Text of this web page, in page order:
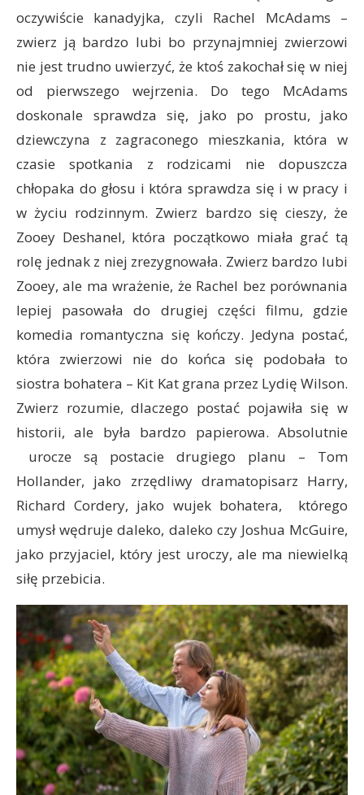
oczywiście kanadyjka, czyli Rachel McAdams –
zwierz ją bardzo lubi bo przynajmniej zwierzowi
nie jest trudno uwierzyć, że ktoś zakochał się w niej
od pierwszego wejrzenia. Do tego McAdams
doskonale sprawdza się, jako po prostu, jako
dziewczyna z zagraconego mieszkania, która w
czasie spotkania z rodzicami nie dopuszcza
chłopaka do głosu i która sprawdza się i w pracy i
w życiu rodzinnym. Zwierz bardzo się cieszy, że
Zooey Deshanel, która początkowo miała grać tą
rolę jednak z niej zrezygnowała. Zwierz bardzo lubi
Zooey, ale ma wrażenie, że Rachel bez porównania
lepiej pasowała do drugiej części filmu, gdzie
komedia romantyczna się kończy. Jedyna postać,
która zwierzowi nie do końca się podobała to
siostra bohatera – Kit Kat grana przez Lydię Wilson.
Zwierz rozumie, dlaczego postać pojawiła się w
historii, ale była bardzo papierowa. Absolutnie
urocze są postacie drugiego planu – Tom
Hollander, jako zrzędliwy dramatopisarz Harry,
Richard Cordery, jako wujek bohatera, którego
umysł wędruje daleko, daleko czy Joshua McGuire,
jako przyjaciel, który jest uroczy, ale ma niewielką
siłę przebicia.